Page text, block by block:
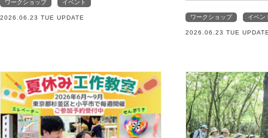
ワークショップ イベント
2026.06.23 TUE UPDATE ワークショップ イベン
2026.06.23 TUE